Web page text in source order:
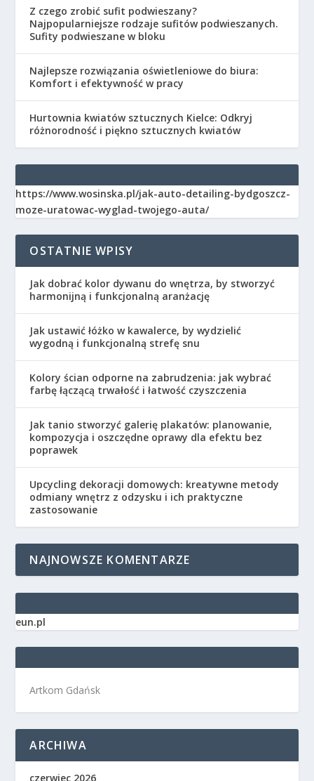
Z czego zrobić sufit podwieszany?
Najpopularniejsze rodzaje sufitów podwieszanych.
Sufity podwieszane w bloku
Najlepsze rozwiązania oświetleniowe do biura:
Komfort i efektywność w pracy
Hurtownia kwiatów sztucznych Kielce: Odkryj
różnorodność i piękno sztucznych kwiatów
https://www.wosinska.pl/jak-auto-detailing-bydgoszcz-
moze-uratowac-wyglad-twojego-auta/
OSTATNIE WPISY
Jak dobrać kolor dywanu do wnętrza, by stworzyć
harmonijną i funkcjonalną aranżację
Jak ustawić łóżko w kawalerce, by wydzielić
wygodną i funkcjonalną strefę snu
Kolory ścian odporne na zabrudzenia: jak wybrać
farbę łączącą trwałość i łatwość czyszczenia
Jak tanio stworzyć galerię plakatów: planowanie,
kompozycja i oszczędne oprawy dla efektu bez
poprawek
Upcycling dekoracji domowych: kreatywne metody
odmiany wnętrz z odzysku i ich praktyczne
zastosowanie
NAJNOWSZE KOMENTARZE
eun.pl
Artkom Gdańsk
ARCHIWA
czerwiec 2026